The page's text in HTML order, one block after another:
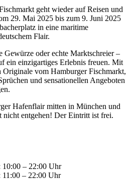
geht wieder auf Reisen und
29. Mai 2025 bis zum 9. Juni 2025
in eine maritime
Flair.
Gewürze oder echte Marktschreier –
ein einzigartiges Erlebnis freuen. Mit
Originale vom Hamburger Fischmarkt,
und sensationellen Angeboten
Hafenflair mitten in München und
nicht entgehen! Der Eintritt ist frei.
10:00 – 22:00 Uhr
11:00 – 22:00 Uhr